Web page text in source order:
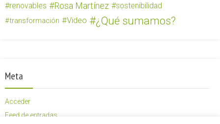
renovables Rosa Martínez sostenibilidad
transformación Video ¿Qué sumamos?
Meta
Acceder
Feed de entradas